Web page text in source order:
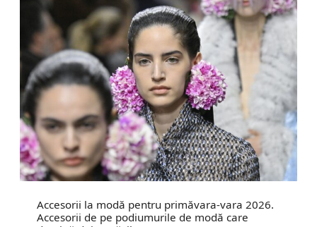
Accesorii la modă pentru primăvara-vara 2026.
Accesorii de pe podiumurile de modă care